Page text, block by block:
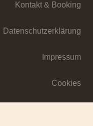
Kontakt & Booking
Datenschutzerklärung
Impressum
Cookies